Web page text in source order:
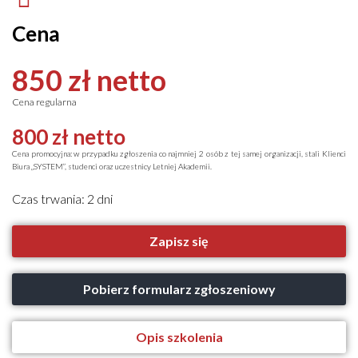
Cena
850 zł netto
Cena regularna
800 zł netto
Cena promocyjna: w przypadku zgłoszenia co najmniej 2 osób z tej samej organizacji, stali Klienci
Biura „SYSTEM”, studenci oraz uczestnicy Letniej Akademii.
Czas trwania: 2 dni
Zapisz się
Pobierz formularz zgłoszeniowy
Opis szkolenia